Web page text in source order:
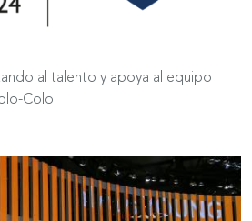
al talento y apoya al equipo
Colo